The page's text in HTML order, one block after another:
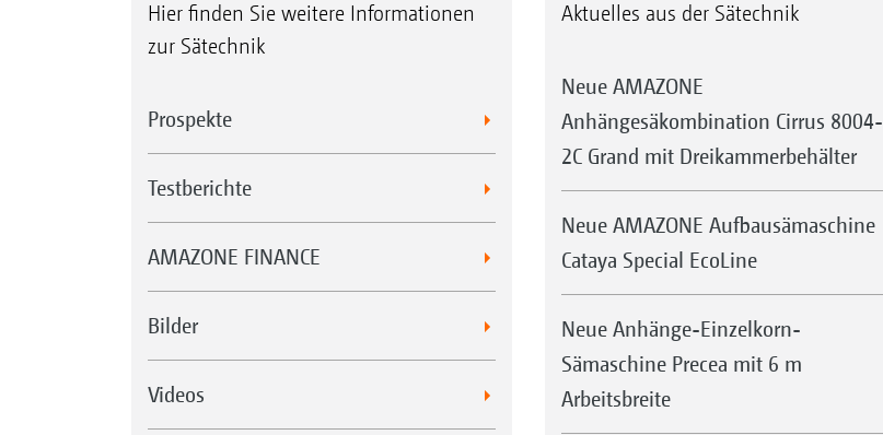
Hier finden Sie weitere Informationen
zur Sätechnik
Prospekte
Testberichte
AMAZONE FINANCE
Bilder
Videos
Aktuelles aus der Sätechnik
Neue AMAZONE
Anhängesäkombination Cirrus 8004-
2C Grand mit Dreikammerbehälter
Neue AMAZONE Aufbausämaschine
Cataya Special EcoLine
Neue Anhänge-Einzelkorn-
Sämaschine Precea mit 6 m
Arbeitsbreite